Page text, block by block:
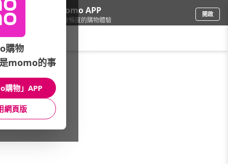
下載momo APP
給你3倍流暢度的購物體驗
開啟
家電/清淨/除濕機
本館精選商品
館長推薦 月銷量
購物
momo的事
購物」APP
網頁版